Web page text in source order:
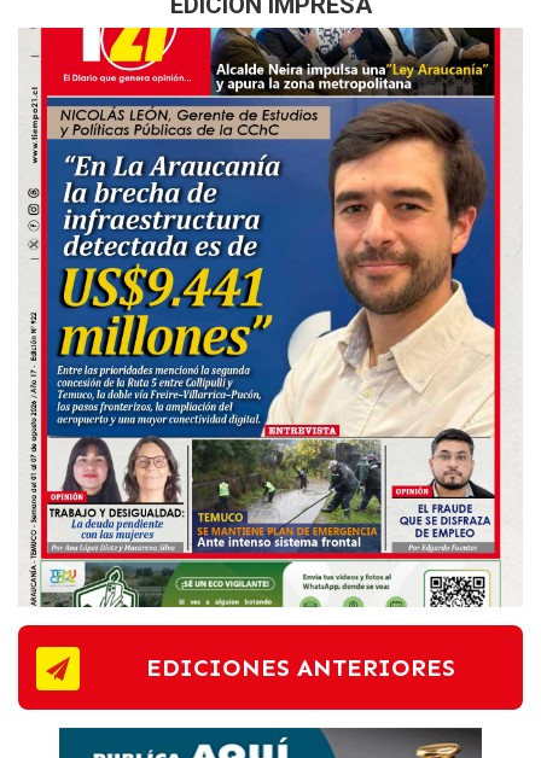
EDICIONES ANTERIORES